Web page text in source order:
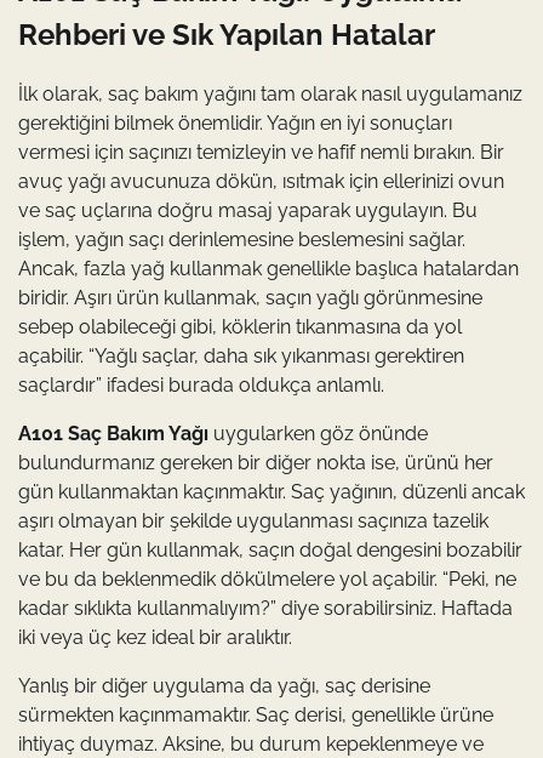
Rehberi ve Sık Yapılan Hatalar
İlk olarak, saç bakım yağını tam olarak nasıl uygulamanız
gerektiğini bilmek önemlidir. Yağın en iyi sonuçları
vermesi için saçınızı temizleyin ve hafif nemli bırakın. Bir
avuç yağı avucunuza dökün, ısıtmak için ellerinizi ovun
ve saç uçlarına doğru masaj yaparak uygulayın. Bu
işlem, yağın saçı derinlemesine beslemesini sağlar.
Ancak, fazla yağ kullanmak genellikle başlıca hatalardan
biridir. Aşırı ürün kullanmak, saçın yağlı görünmesine
sebep olabileceği gibi, köklerin tıkanmasına da yol
açabilir. “Yağlı saçlar, daha sık yıkanması gerektiren
saçlardır” ifadesi burada oldukça anlamlı.
A101 Saç Bakım Yağı uygularken göz önünde
bulundurmanız gereken bir diğer nokta ise, ürünü her
gün kullanmaktan kaçınmaktır. Saç yağının, düzenli ancak
aşırı olmayan bir şekilde uygulanması saçınıza tazelik
katar. Her gün kullanmak, saçın doğal dengesini bozabilir
ve bu da beklenmedik dökülmelere yol açabilir. “Peki, ne
kadar sıklıkta kullanmalıyım?” diye sorabilirsiniz. Haftada
iki veya üç kez ideal bir aralıktır.
Yanlış bir diğer uygulama da yağı, saç derisine
sürmekten kaçınmamaktır. Saç derisi, genellikle ürüne
ihtiyaç duymaz. Aksine, bu durum kepeklenmeye ve